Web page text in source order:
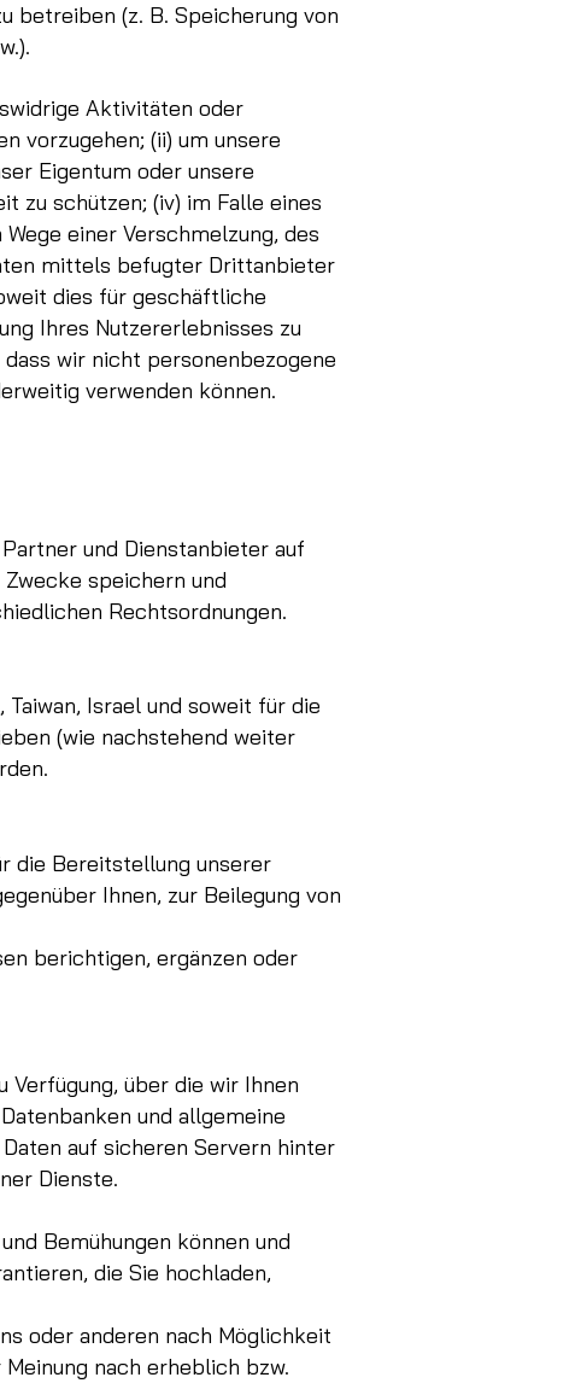
betreiben (z. B. Speicherung von
Aktivitäten oder
vorzugehen; (ii) um unsere
Eigentum oder unsere
zu schützen; (iv) im Falle eines
einer Verschmelzung, des
mittels befugter Drittanbieter
dies für geschäftliche
Ihres Nutzererlebnisses zu
wir nicht personenbezogene
verwenden können.
und Dienstanbieter auf
speichern und
Rechtsordnungen.
Israel und soweit für die
(wie nachstehend weiter
die Bereitstellung unserer
Ihnen, zur Beilegung von
berichtigen, ergänzen oder
über die wir Ihnen
und allgemeine
auf sicheren Servern hinter
Dienste.
Bemühungen können und
die Sie hochladen,
oder anderen nach Möglichkeit
nach erheblich bzw.